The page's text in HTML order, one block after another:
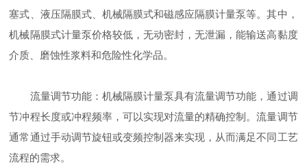
塞式、液压隔膜式、机械隔膜式和磁感应隔膜计量泵等。其中，
机械隔膜式计量泵价格较低，无动密封，无泄漏，能输送高黏度
介质、磨蚀性浆料和危险性化学品。
流量调节功能：机械隔膜计量泵具有流量调节功能，通过调
节冲程长度或冲程频率，可以实现对流量的精确控制。流量调节
通常通过手动调节旋钮或变频控制器来实现，从而满足不同工艺
流程的需求。